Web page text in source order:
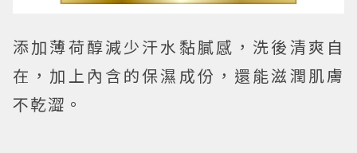
添加薄荷醇減少汗水黏膩感，洗後清爽自
在，加上內含的保濕成份，還能滋潤肌膚
不乾澀。